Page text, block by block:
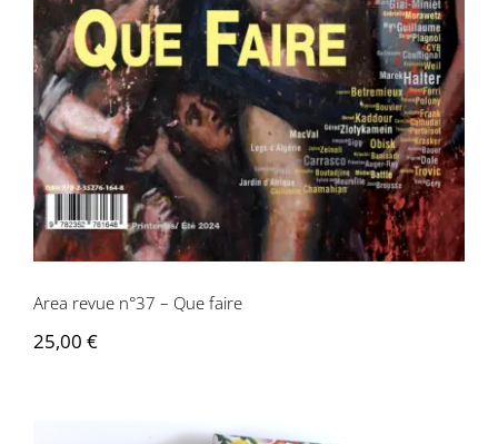
Contactez-nous
Area revue n°37 – Que faire
25,00 €